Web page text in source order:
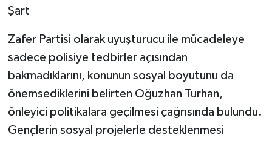
Şart
​Zafer Partisi olarak uyuşturucu ile mücadeleye
sadece polisiye tedbirler açısından
bakmadıklarını, konunun sosyal boyutunu da
önemsediklerini belirten Oğuzhan Turhan,
önleyici politikalara geçilmesi çağrısında bulundu.
Gençlerin sosyal projelerle desteklenmesi